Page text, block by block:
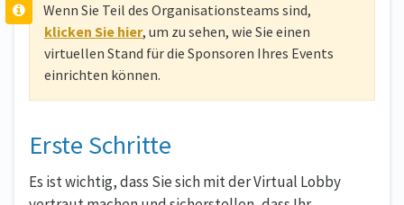
Wenn Sie Teil des Organisationsteams sind,
klicken Sie hier, um zu sehen, wie Sie einen
virtuellen Stand für die Sponsoren Ihres Events
einrichten können.
Erste Schritte
Es ist wichtig, dass Sie sich mit der Virtual Lobby